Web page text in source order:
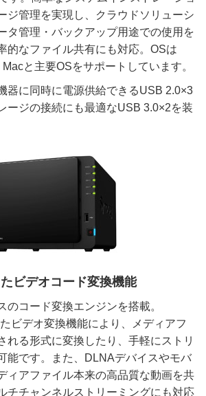
ジ管理を実現し、クラウドソリューシ
タ管理・バックアップ用途での使用を
的なファイル共有にも対応。OSは
と主要OSをサポートしています。
器に同時に電源供給できるUSB 2.0×3
ージの接続にも最適なUSB 3.0×2を装
ビデオコード変換機能
のコード変換エンジンを搭載。
ビデオ変換機能により、メディアフ
れる形式に変換したり、手軽にストリ
能です。また、DLNAデバイスやモバ
ィアファイル本来の高品質な動画を共
チチャンネルストリーミングにも対応